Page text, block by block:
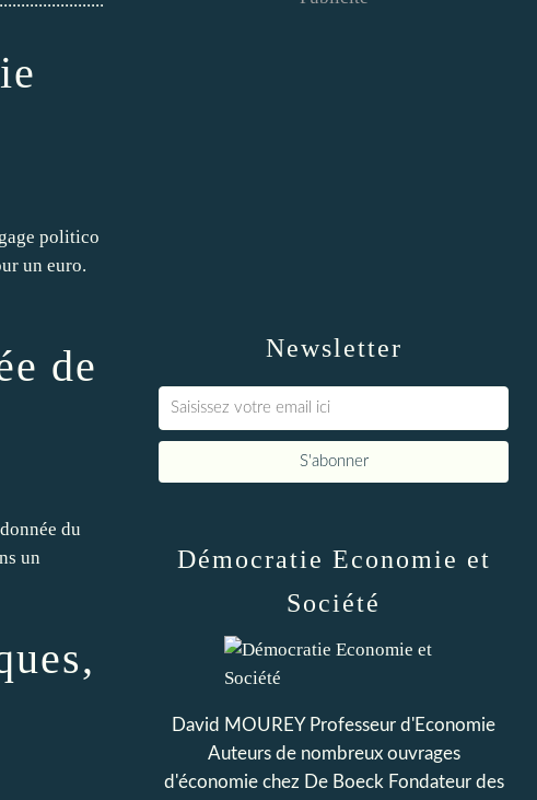
politico
un euro.
de
du
un
Newsletter
Démocratie Economie et
Société
David MOUREY Professeur d'Economie
Auteurs de nombreux ouvrages
d'économie chez De Boeck Fondateur des